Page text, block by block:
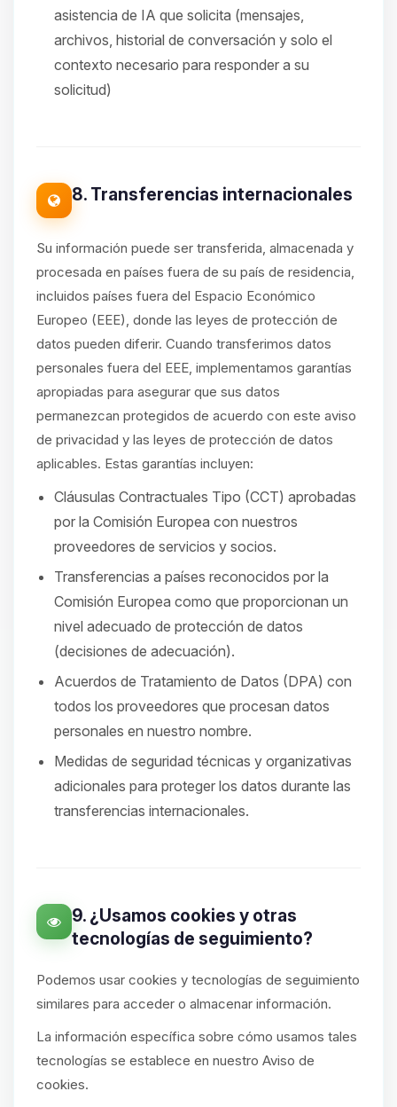
asistencia de IA que solicita (mensajes,
archivos, historial de conversación y solo el
contexto necesario para responder a su
solicitud)
8. Transferencias internacionales
Su información puede ser transferida, almacenada y
procesada en países fuera de su país de residencia,
incluidos países fuera del Espacio Económico
Europeo (EEE), donde las leyes de protección de
datos pueden diferir. Cuando transferimos datos
personales fuera del EEE, implementamos garantías
apropiadas para asegurar que sus datos
permanezcan protegidos de acuerdo con este aviso
de privacidad y las leyes de protección de datos
aplicables. Estas garantías incluyen:
Cláusulas Contractuales Tipo (CCT) aprobadas
por la Comisión Europea con nuestros
proveedores de servicios y socios.
Transferencias a países reconocidos por la
Comisión Europea como que proporcionan un
nivel adecuado de protección de datos
(decisiones de adecuación).
Acuerdos de Tratamiento de Datos (DPA) con
todos los proveedores que procesan datos
personales en nuestro nombre.
Medidas de seguridad técnicas y organizativas
adicionales para proteger los datos durante las
transferencias internacionales.
9. ¿Usamos cookies y otras
tecnologías de seguimiento?
Podemos usar cookies y tecnologías de seguimiento
similares para acceder o almacenar información.
La información específica sobre cómo usamos tales
tecnologías se establece en nuestro Aviso de
cookies.